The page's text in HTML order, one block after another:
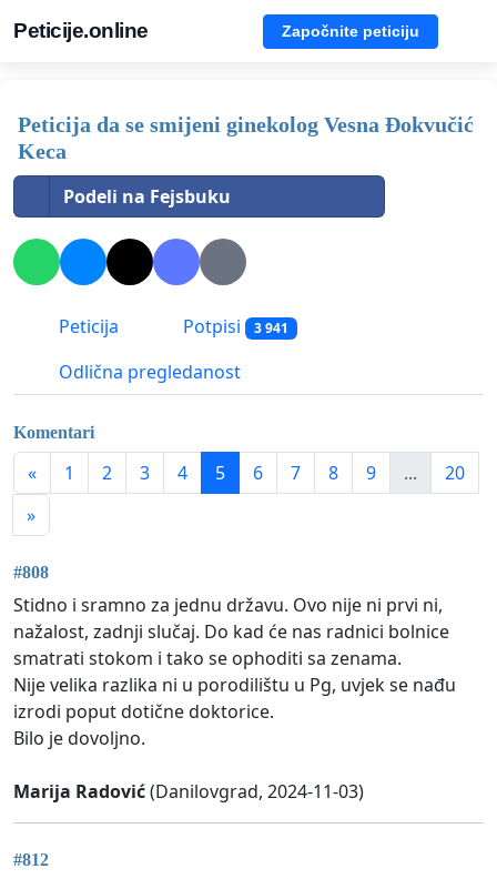
Peticije.online Započnite peticiju
Peticija da se smijeni ginekolog Vesna Đokvučić
Keca
Podeli na Fejsbuku
Peticija Potpisi 3 941
Odlična pregledanost
Komentari
« 1 2 3 4 5 6 7 8 9 ...
20
»
#808
Stidno i sramno za jednu državu. Ovo nije ni prvi ni,
nažalost, zadnji slučaj. Do kad će nas radnici bolnice
smatrati stokom i tako se ophoditi sa zenama.
Nije velika razlika ni u porodilištu u Pg, uvjek se nađu
izrodi poput dotične doktorice.
Bilo je dovoljno.
Marija Radović(Danilovgrad, 2024-11-03)
#812